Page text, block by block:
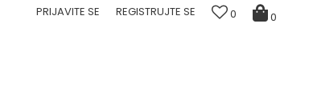
0
0
PRIJAVITE SE REGISTRUJTE SE